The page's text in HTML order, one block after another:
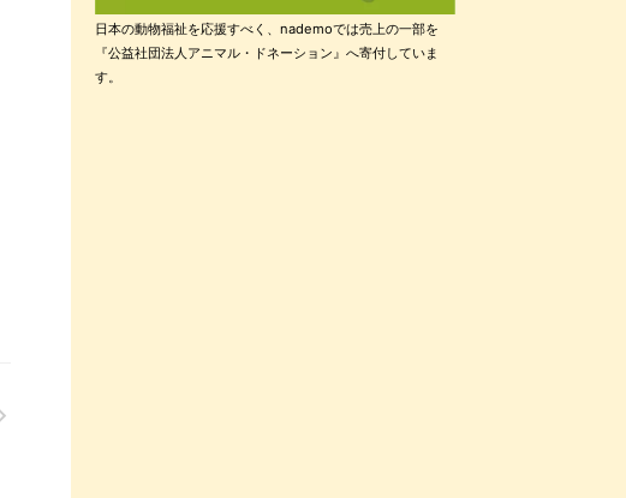
日本の動物福祉を応援すべく、nademoでは売上の一部を
『公益社団法人アニマル・ドネーション』へ寄付していま
す。